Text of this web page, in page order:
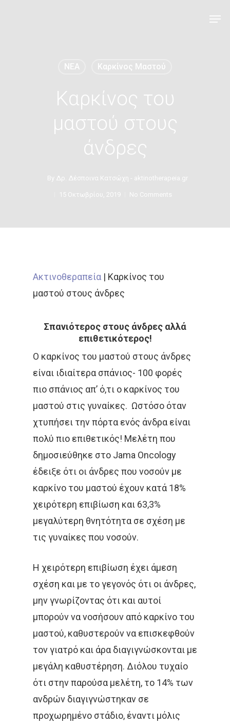
NEA Καρκίνος Μαστού
Καρκίνος του
μαστού στους
άνδρες
By Δρ. Δέσποινα Κατσώχη - aktinotherapeia.gr
15 Οκτωβρίου, 2019 No Comments
Ακτινοθεραπεία | Καρκίνος του
μαστού στους άνδρες
Σπανιότερος στους άνδρες αλλά
επιθετικότερος!
Ο καρκίνος του μαστού στους άνδρες
είναι ιδιαίτερα σπάνιος- 100 φορές
πιο σπάνιος απ’ ό,τι ο καρκίνος του
μαστού στις γυναίκες. Ωστόσο όταν
χτυπήσει την πόρτα ενός άνδρα είναι
πολύ πιο επιθετικός! Μελέτη που
δημοσιεύθηκε στο Jama Oncology
έδειξε ότι οι άνδρες που νοσούν με
καρκίνο του μαστού έχουν κατά 18%
χειρότερη επιβίωση και 63,3%
μεγαλύτερη θνητότητα σε σχέση με
τις γυναίκες που νοσούν.
Η χειρότερη επιβίωση έχει άμεση
σχέση και με το γεγονός ότι οι άνδρες,
μην γνωρίζοντας ότι και αυτοί
μπορούν να νοσήσουν από καρκίνο του
μαστού, καθυστερούν να επισκεφθούν
τον γιατρό και άρα διαγιγνώσκονται με
μεγάλη καθυστέρηση. Διόλου τυχαίο
ότι στην παρούσα μελέτη, το 14% των
ανδρών διαγιγνώστηκαν σε
προχωρημένο στάδιο, έναντι μόλις
Αρχική